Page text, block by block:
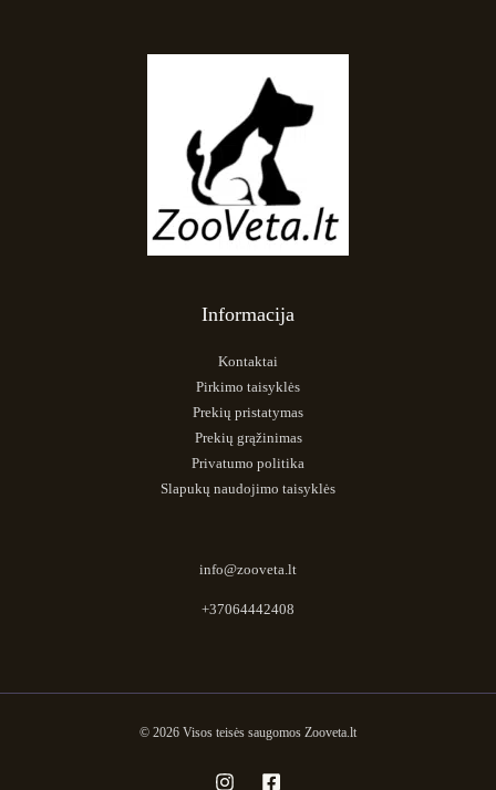
Informacija
Kontaktai
Pirkimo taisyklės
Prekių pristatymas
Prekių grąžinimas
Privatumo politika
Slapukų naudojimo taisyklės
info@zooveta.lt
+37064442408
© 2026 Visos teisės saugomos Zooveta.lt